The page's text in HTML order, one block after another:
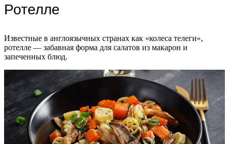
Ротелле
Известные в англоязычных странах как «колеса телеги»,
ротелле — забавная форма для салатов из макарон и
запеченных блюд.